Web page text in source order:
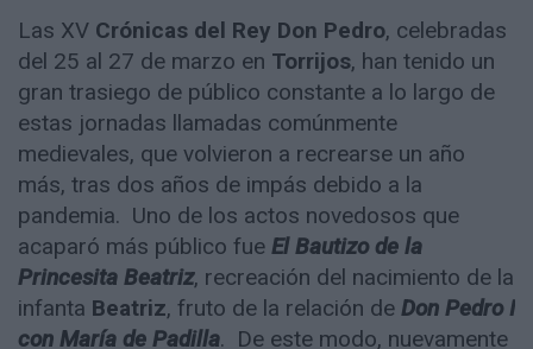
Las XV Crónicas del Rey Don Pedro, celebradas
del 25 al 27 de marzo en Torrijos, han tenido un
gran trasiego de público constante a lo largo de
estas jornadas llamadas comúnmente
medievales, que volvieron a recrearse un año
más, tras dos años de impás debido a la
pandemia. Uno de los actos novedosos que
acaparó más público fue El Bautizo de la
Princesita Beatriz, recreación del nacimiento de la
infanta Beatriz, fruto de la relación de Don Pedro I
con María de Padilla. De este modo, nuevamente